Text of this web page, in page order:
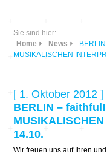
Sie sind hier:
Home
News
MUSIKALISCHEN
[ 1. Oktober 2012 ]
BERLIN – faithful!
14.10.
Wir freuen uns auf Ihren